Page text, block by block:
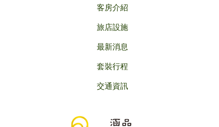
客房介紹
旅店設施
最新消息
套裝行程
交通資訊